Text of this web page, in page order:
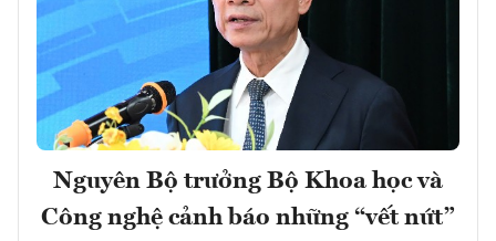
Nguyên Bộ trưởng Bộ Khoa học và
Công nghệ cảnh báo những “vết nứt”